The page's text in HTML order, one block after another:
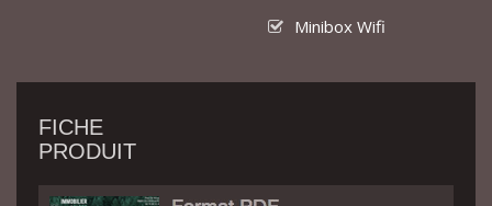
Minibox Wifi
FICHE
PRODUIT